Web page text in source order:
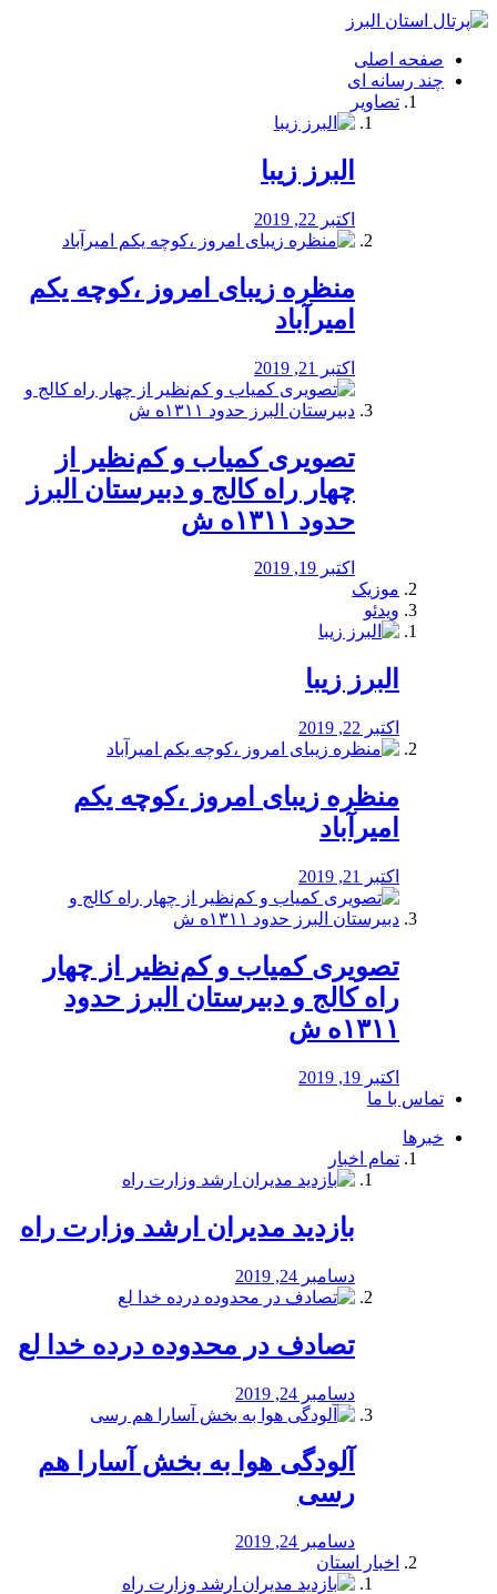
فصد
شرق
تهران
خشکشویی
صفحه اصلی
چند رسانه ای
تصاویر
البرز زیبا
اکتبر 22, 2019
منظره‌‌ زیبای امروز ،کوچه یکم
امیرآباد
اکتبر 21, 2019
️تصویری کمیاب و کم‌نظیر از
چهار راه كالج و دبيرستان البرز
حدود ۱۳۱۱ه ش
اکتبر 19, 2019
موزیک
ویدئو
البرز زیبا
اکتبر 22, 2019
منظره‌‌ زیبای امروز ،کوچه یکم
امیرآباد
اکتبر 21, 2019
️تصویری کمیاب و کم‌نظیر از چهار
راه كالج و دبيرستان البرز حدود
۱۳۱۱ه ش
اکتبر 19, 2019
تماس با ما
خبرها
تمام اخبار
بازدید مدیران ارشد وزارت راه
دسامبر 24, 2019
تصادف در محدوده درده خدا لع
دسامبر 24, 2019
آلودگی هوا به بخش آسارا هم
رسی
دسامبر 24, 2019
اخبار استان